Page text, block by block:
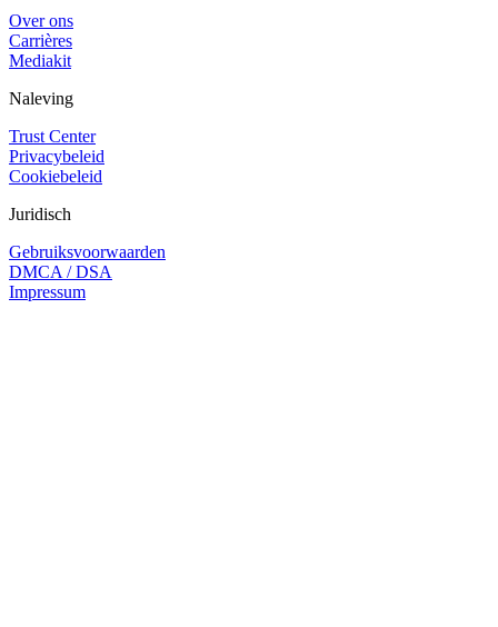
Over ons
Carrières
Mediakit
Naleving
Trust Center
Privacybeleid
Cookiebeleid
Juridisch
Gebruiksvoorwaarden
DMCA / DSA
Impressum